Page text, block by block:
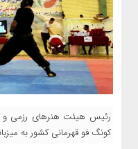
رئیس هیئت هنرهای رزمی و
کونگ فو قهرمانی کشور به